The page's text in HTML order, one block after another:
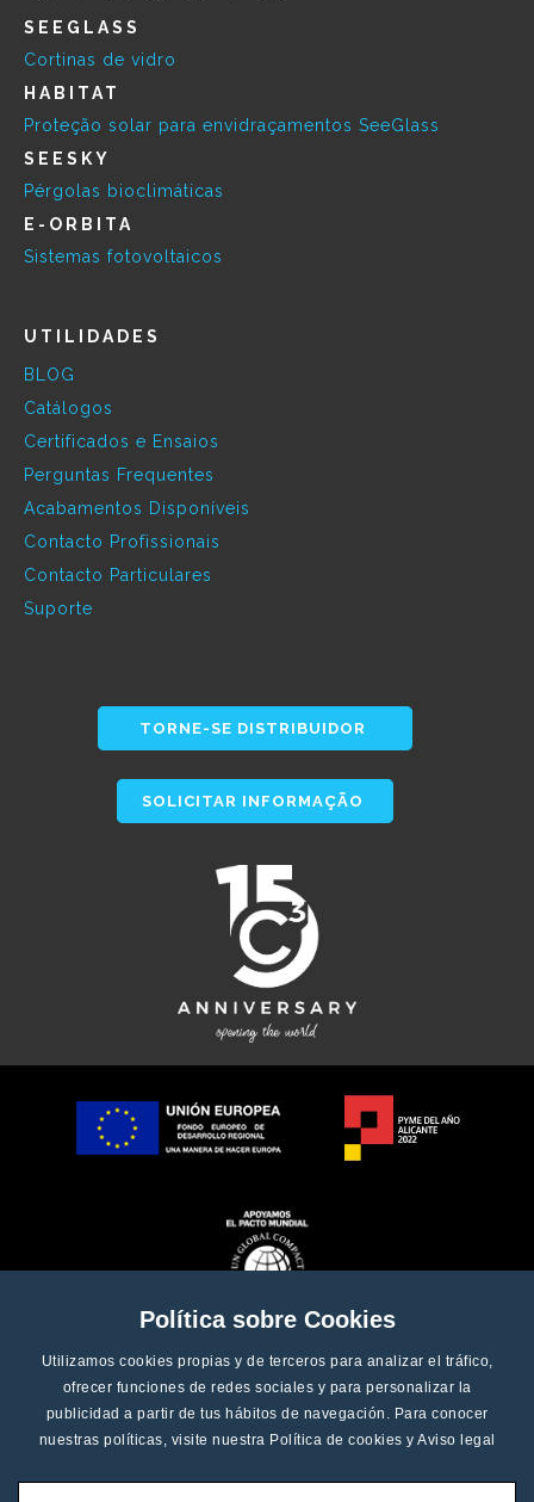
Política sobre Cookies
Utilizamos cookies propias y de terceros para analizar el tráfico,
ofrecer funciones de redes sociales y para personalizar la
publicidad a partir de tus hábitos de navegación. Para conocer
nuestras políticas, visite nuestra Política de cookies y Aviso legal
SEEGLASS
Cortinas de vidro
HABITAT
Proteção solar para envidraçamentos SeeGlass
SEESKY
Pérgolas bioclimáticas
E-ORBITA
Sistemas fotovoltaicos
UTILIDADES
BLOG
Catálogos
Certificados e Ensaios
Perguntas Frequentes
Acabamentos Disponíveis
Contacto Profissionais
Contacto Particulares
Suporte
TORNE-SE DISTRIBUIDOR
SOLICITAR INFORMAÇÃO